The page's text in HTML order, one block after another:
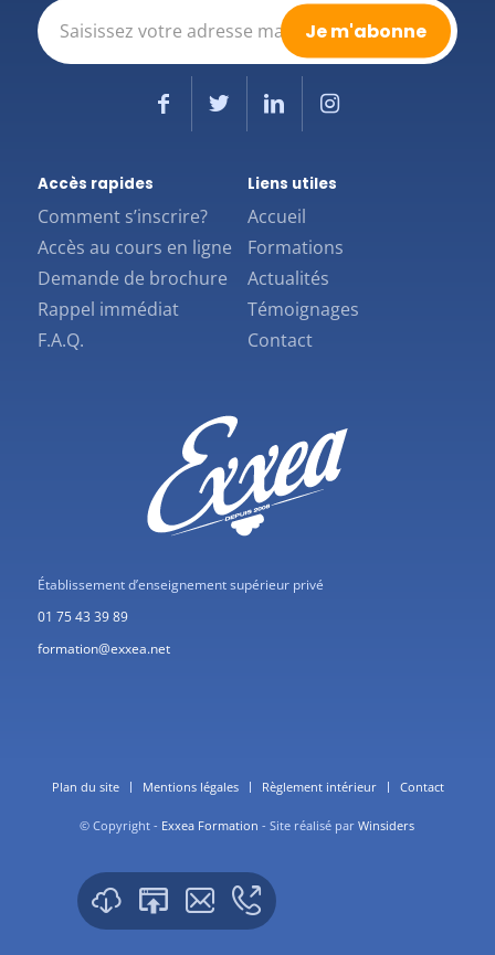
Établissement d’enseignement supérieur privé
01 75 43 39 89
formation@exxea.net
E-
mail
(Nécessaire)
Accès rapides
Comment s’inscrire?
Accès au cours en ligne
Demande de brochure
Rappel immédiat
F.A.Q.
Liens utiles
Accueil
Formations
Actualités
Témoignages
Contact
© Copyright - Exxea Formation - Site réalisé parWinsiders
Plan du site Mentions légales Règlement intérieur Contact